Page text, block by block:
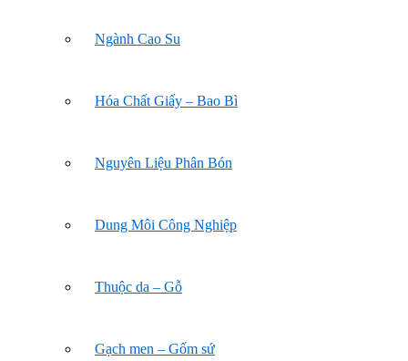
Ngành Cao Su
Hóa Chất Giấy – Bao Bì
Nguyên Liệu Phân Bón
Dung Môi Công Nghiệp
Thuộc da – Gỗ
Gạch men – Gốm sứ